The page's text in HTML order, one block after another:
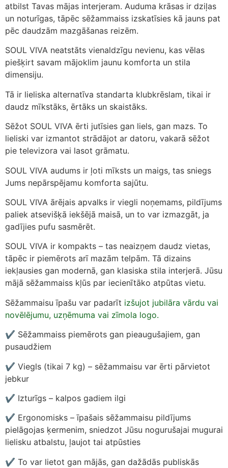
atbilst Tavas mājas interjeram. Auduma krāsas ir dziļas
un noturīgas, tāpēc sēžammaiss izskatīsies kā jauns pat
pēc daudzām mazgāšanas reizēm.
SOUL VIVA neatstāts vienaldzīgu nevienu, kas vēlas
piešķirt savam mājoklim jaunu komforta un stila
dimensiju.
Tā ir lieliska alternatīva standarta klubkrēslam, tikai ir
daudz mīkstāks, ērtāks un skaistāks.
Sēžot SOUL VIVA ērti jutīsies gan liels, gan mazs. To
lieliski var izmantot strādājot ar datoru, vakarā sēžot
pie televizora vai lasot grāmatu.
SOUL VIVA audums ir ļoti mīksts un maigs, tas sniegs
Jums nepārspējamu komforta sajūtu.
SOUL VIVA ārējais apvalks ir viegli noņemams, pildījums
paliek atsevišķā iekšējā maisā, un to var izmazgāt, ja
gadījies pufu sasmērēt.
SOUL VIVA ir kompakts – tas neaizņem daudz vietas,
tāpēc ir piemērots arī mazām telpām. Tā dizains
iekļausies gan modernā, gan klasiska stila interjerā. Jūsu
mājā sēžammaiss kļūs par iecienītāko atpūtas vietu.
Sēžammaisu īpašu var padarīt izšujot jubilāra vārdu vai
novēlējumu, uzņēmuma vai zīmola logo.
✔ Sēžammaiss piemērots gan pieaugušajiem, gan
pusaudžiem
✔ Viegls (tikai 7 kg) – sēžammaisu var ērti pārvietot
jebkur
✔ Izturīgs – kalpos gadiem ilgi
✔ Ergonomisks – īpašais sēžammaisu pildījums
pielāgojas ķermenim, sniedzot Jūsu nogurušajai mugurai
lielisku atbalstu, ļaujot tai atpūsties
✔ To var lietot gan mājās, gan dažādās publiskās